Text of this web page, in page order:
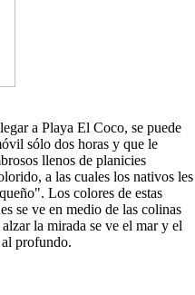
a Playa El Coco, se puede
sólo dos horas y que le
llenos de planicies
a las cuales los nativos les
Los colores de estas
se ve en medio de las colinas
la mirada se ve el mar y el
profundo.